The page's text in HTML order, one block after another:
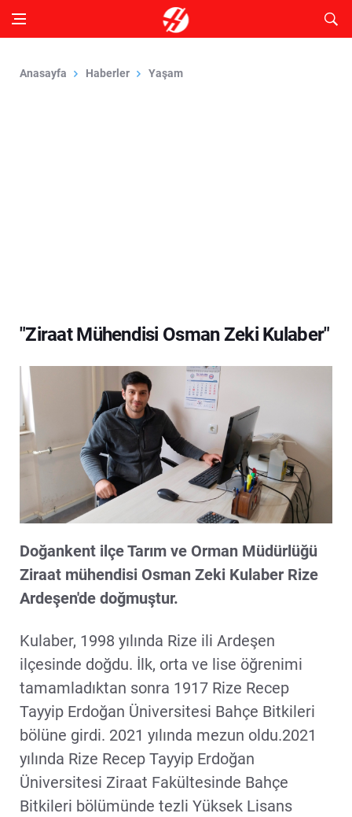
Anasayfa Haberler Yaşam
"Ziraat Mühendisi Osman Zeki Kulaber"
Doğankent ilçe Tarım ve Orman Müdürlüğü
Ziraat mühendisi Osman Zeki Kulaber Rize
Ardeşen'de doğmuştur.
Kulaber, 1998 yılında Rize ili Ardeşen
ilçesinde doğdu. İlk, orta ve lise öğrenimi
tamamladıktan sonra 1917 Rize Recep
Tayyip Erdoğan Üniversitesi Bahçe Bitkileri
bölüne girdi. 2021 yılında mezun oldu.2021
yılında Rize Recep Tayyip Erdoğan
Üniversitesi Ziraat Fakültesinde Bahçe
Bitkileri bölümünde tezli Yüksek Lisans